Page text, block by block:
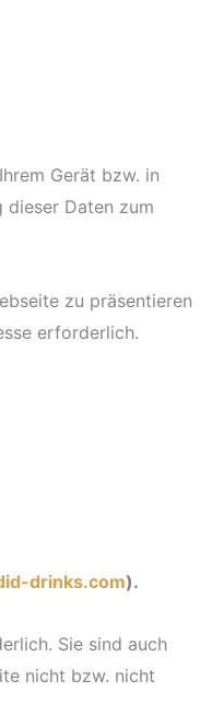
Gerät bzw. in
dieser Daten zum
zu präsentieren
erforderlich.
drinks.com).
Sie sind auch
nicht bzw. nicht